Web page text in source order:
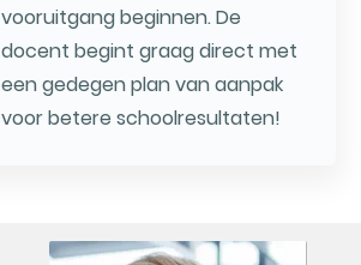
vooruitgang beginnen. De
docent begint graag direct met
een gedegen plan van aanpak
voor betere schoolresultaten!